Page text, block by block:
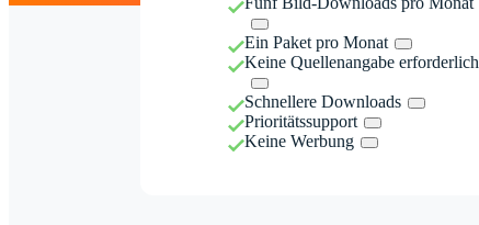
Ein Paket pro Monat
Keine Quellenangabe erforderlich
Schnellere Downloads
Prioritätssupport
Keine Werbung